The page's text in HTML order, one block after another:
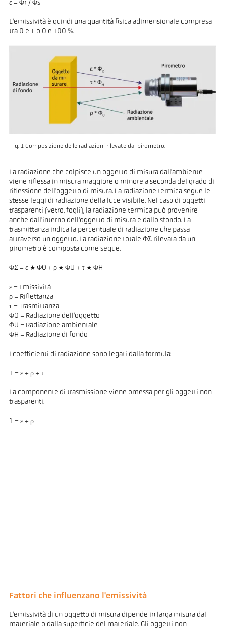
ε = Φr / Φs
L'emissività è quindi una quantità fisica adimensionale compresa
tra 0 e 1 o 0 e 100 %.
Fig. 1 Composizione delle radiazioni rilevate dal pirometro.
La radiazione che colpisce un oggetto di misura dall'ambiente
viene riflessa in misura maggiore o minore a seconda del grado di
riflessione dell'oggetto di misura. La radiazione termica segue le
stesse leggi di radiazione della luce visibile. Nel caso di oggetti
trasparenti (vetro, fogli), la radiazione termica può provenire
anche dall'interno dell'oggetto di misura e dallo sfondo. La
trasmittanza indica la percentuale di radiazione che passa
attraverso un oggetto. La radiazione totale ΦΣ rilevata da un
pirometro è composta come segue.
ΦΣ = ε * ΦO + ρ * ΦU + τ * ΦH
ε = Emissività
ρ = Riflettanza
τ = Trasmittanza
ΦO = Radiazione dell'oggetto
ΦU = Radiazione ambientale
ΦH = Radiazione di fondo
I coefficienti di radiazione sono legati dalla formula:
1 = ε + ρ + τ
La componente di trasmissione viene omessa per gli oggetti non
trasparenti.
1 = ε + ρ
Fattori che influenzano l'emissività
L'emissività di un oggetto di misura dipende in larga misura dal
materiale o dalla superficie del materiale. Gli oggetti non